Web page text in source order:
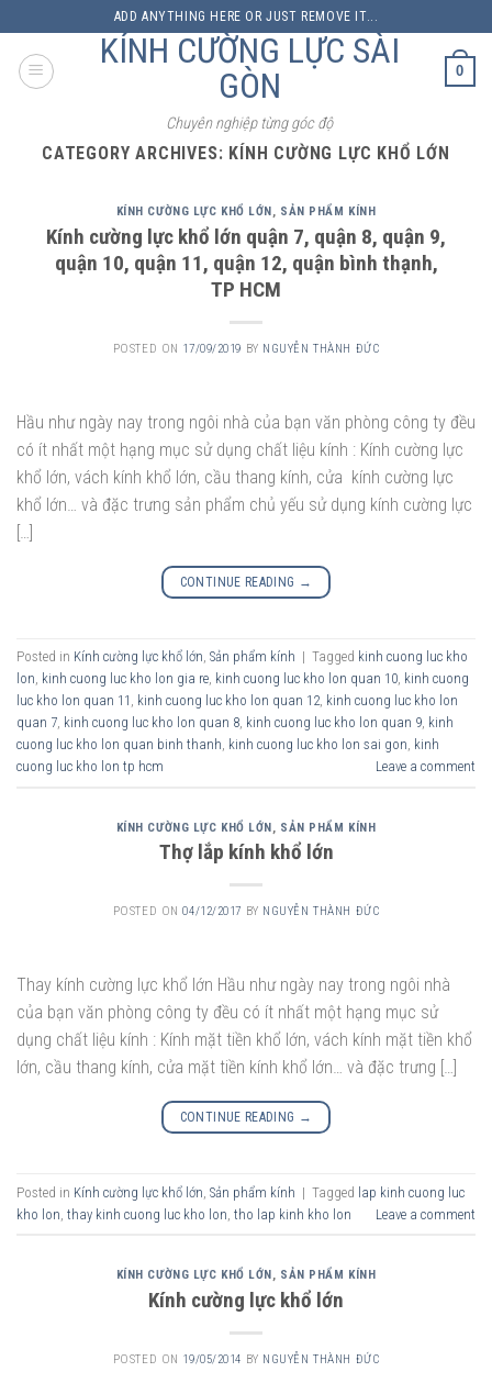
to
content
ADD ANYTHING HERE OR JUST REMOVE IT...
KÍNH CƯỜNG LỰC SÀI
GÒN
Chuyên nghiệp từng góc độ
0
CATEGORY ARCHIVES: KÍNH CƯỜNG LỰC KHỔ LỚN
KÍNH CƯỜNG LỰC KHỔ LỚN, SẢN PHẨM KÍNH
Kính cường lực khổ lớn quận 7, quận 8, quận 9,
quận 10, quận 11, quận 12, quận bình thạnh,
TP HCM
POSTED ON 17/09/2019 BY NGUYỄN THÀNH ĐỨC
Hầu như ngày nay trong ngôi nhà của bạn văn phòng công ty đều
có ít nhất một hạng mục sử dụng chất liệu kính : Kính cường lực
khổ lớn, vách kính khổ lớn, cầu thang kính, cửa kính cường lực
khổ lớn… và đặc trưng sản phẩm chủ yếu sử dụng kính cường lực
[…]
CONTINUE READING →
Posted in Kính cường lực khổ lớn Sản phẩm kính | Tagged kinh cuong luc kho
lon kinh cuong luc kho lon gia re kinh cuong luc kho lon quan 10 kinh cuong
luc kho lon quan 11 kinh cuong luc kho lon quan 12 kinh cuong luc kho lon
quan 7 kinh cuong luc kho lon quan 8 kinh cuong luc kho lon quan 9 kinh
cuong luc kho lon quan binh thanh kinh cuong luc kho lon sai gon kinh
cuong luc kho lon tp hcm
Leave a comment
KÍNH CƯỜNG LỰC KHỔ LỚN, SẢN PHẨM KÍNH
Thợ lắp kính khổ lớn
POSTED ON04/12/2017 BY NGUYỄN THÀNH ĐỨC
Thay kính cường lực khổ lớn Hầu như ngày nay trong ngôi nhà
của bạn văn phòng công ty đều có ít nhất một hạng mục sử
dụng chất liệu kính : Kính mặt tiền khổ lớn, vách kính mặt tiền khổ
lớn, cầu thang kính, cửa mặt tiền kính khổ lớn… và đặc trưng […]
CONTINUE READING →
Posted in Kính cường lực khổ lớn Sản phẩm kính | Tagged lap kinh cuong luc
kho lon thay kinh cuong luc kho lon tho lap kinh kho lon Leave a comment
KÍNH CƯỜNG LỰC KHỔ LỚN , SẢN PHẨM KÍNH
Kính cường lực khổ lớn
POSTED ON 19/05/2014 BY NGUYỄN THÀNH ĐỨC